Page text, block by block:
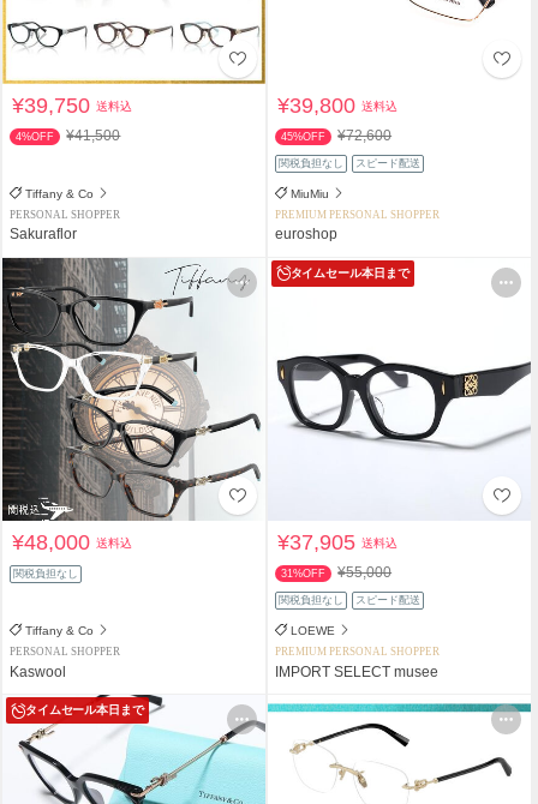
¥39,750送料込
4%OFF ¥41,500
Tiffany & Co
PERSONAL SHOPPER
Sakuraflor
¥39,800送料込
45%OFF ¥72,600
関税負担なし スピード配送
MiuMiu
PREMIUM PERSONAL SHOPPER
euroshop
¥48,000送料込
関税負担なし
Tiffany & Co
PERSONAL SHOPPER
Kaswool
タイムセール本日まで
¥37,905送料込
31%OFF ¥55,000
関税負担なし スピード配送
LOEWE
PREMIUM PERSONAL SHOPPER
IMPORT SELECT musee
タイムセール本日まで